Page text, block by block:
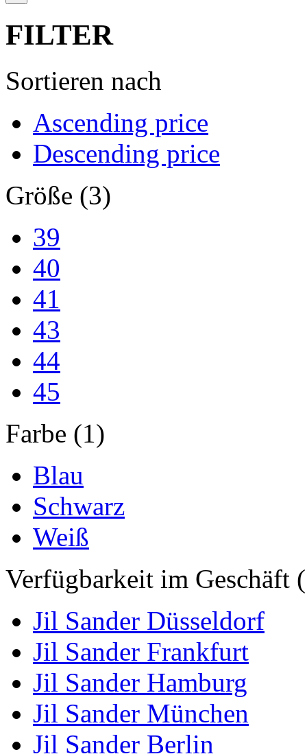
FILTER
Sortieren nach
Ascending price
Descending price
Größe (3)
39
40
41
43
44
45
Farbe (1)
Blau
Schwarz
Weiß
Verfügbarkeit im Geschäft
Jil Sander Düsseldorf
Jil Sander Frankfurt
Jil Sander Hamburg
Jil Sander München
Jil Sander Berlin